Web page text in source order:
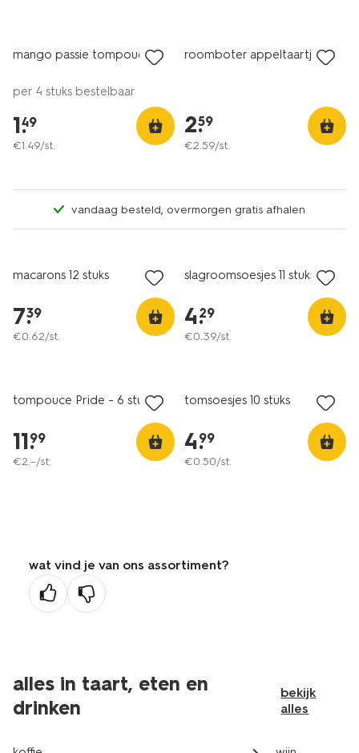
mango passie tompouce
per 4 stuks bestelbaar
1.
49
€1.49/st.
roomboter appeltaartje
2.
59
€2.59/st.
vandaag besteld, overmorgen gratis afhalen
macarons 12 stuks
7.
39
€0.62/st.
slagroomsoesjes 11 stuks
4.
29
€0.39/st.
tompouce Pride - 6 stuks
11.
99
€2.–/st.
tomsoesjes 10 stuks
4.
99
€0.50/st.
wat vind je van ons assortiment?
alles in taart, eten en
drinken
bekijk
alles